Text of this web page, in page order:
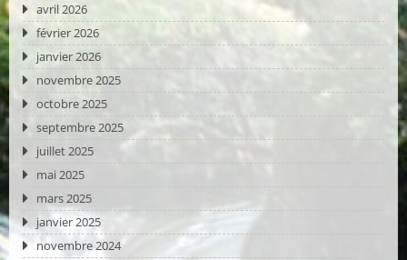
avril 2026
février 2026
janvier 2026
novembre 2025
octobre 2025
septembre 2025
juillet 2025
mai 2025
mars 2025
janvier 2025
novembre 2024